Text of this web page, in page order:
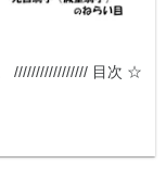
///////////////// 目次 ☆